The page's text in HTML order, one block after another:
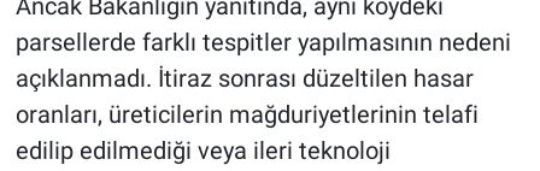
Ancak Bakanlığın yanıtında, aynı köydeki
parsellerde farklı tespitler yapılmasının nedeni
açıklanmadı. İtiraz sonrası düzeltilen hasar
oranları, üreticilerin mağduriyetlerinin telafi
edilip edilmediği veya ileri teknoloji